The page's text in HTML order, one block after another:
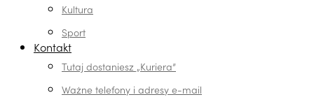
Kultura
Sport
Kontakt
Tutaj dostaniesz „Kuriera”
Ważne telefony i adresy e-mail